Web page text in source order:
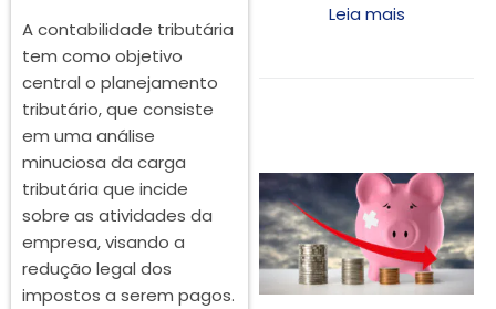
A contabilidade tributária
tem como objetivo
central o planejamento
tributário, que consiste
em uma análise
minuciosa da carga
tributária que incide
sobre as atividades da
empresa, visando a
redução legal dos
impostos a serem pagos.
Leia mais